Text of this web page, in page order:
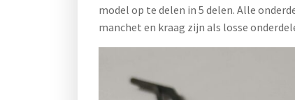
model op te delen in 5 delen. Alle
manchet en kraag zijn als losse